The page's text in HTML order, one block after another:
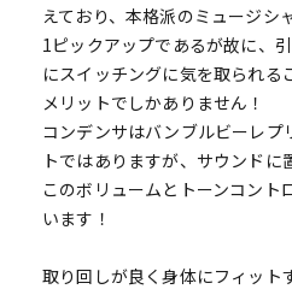
えており、本格派のミュージシ
1ピックアップであるが故に、
にスイッチングに気を取られ
メリットでしかありません！
コンデンサはバンブルビーレプ
トではありますが、サウンド
このボリュームとトーンコン
います！
取り回しが良く身体にフィット